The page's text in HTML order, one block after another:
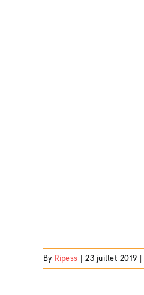
By Ripess | 23 juillet 2019 |